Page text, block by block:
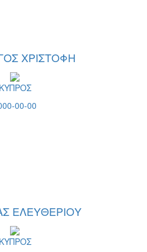
ΧΡΙΣΤΟΦΗ
ΚΥΠΡΟΣ
00-00
ΕΛΕΥΘΕΡΙΟΥ
ΚΥΠΡΟΣ